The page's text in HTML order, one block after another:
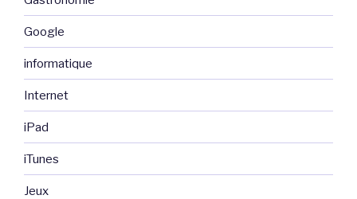
Google
informatique
Internet
iPad
iTunes
Jeux